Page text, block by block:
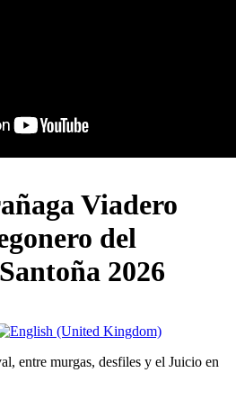
Viadero
del
2026
entre murgas, desfiles y el Juicio en